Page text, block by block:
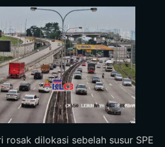
rosak dilokasi sebelah susur SPE